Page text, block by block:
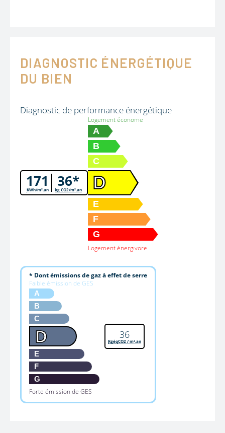
DIAGNOSTIC ÉNERGÉTIQUE
DU BIEN
Diagnostic de performance énergétique
171
KWh/m².an 36*
kg CO2/m².an
Logement économe
A
B
C
D
E
F
G
Logement énergivore
* Dont émissions de gaz à effet de serre
Faible émission de GES
A
B
C
D
E
F
G
Forte émission de GES
36
KgéqCO2 / m².an